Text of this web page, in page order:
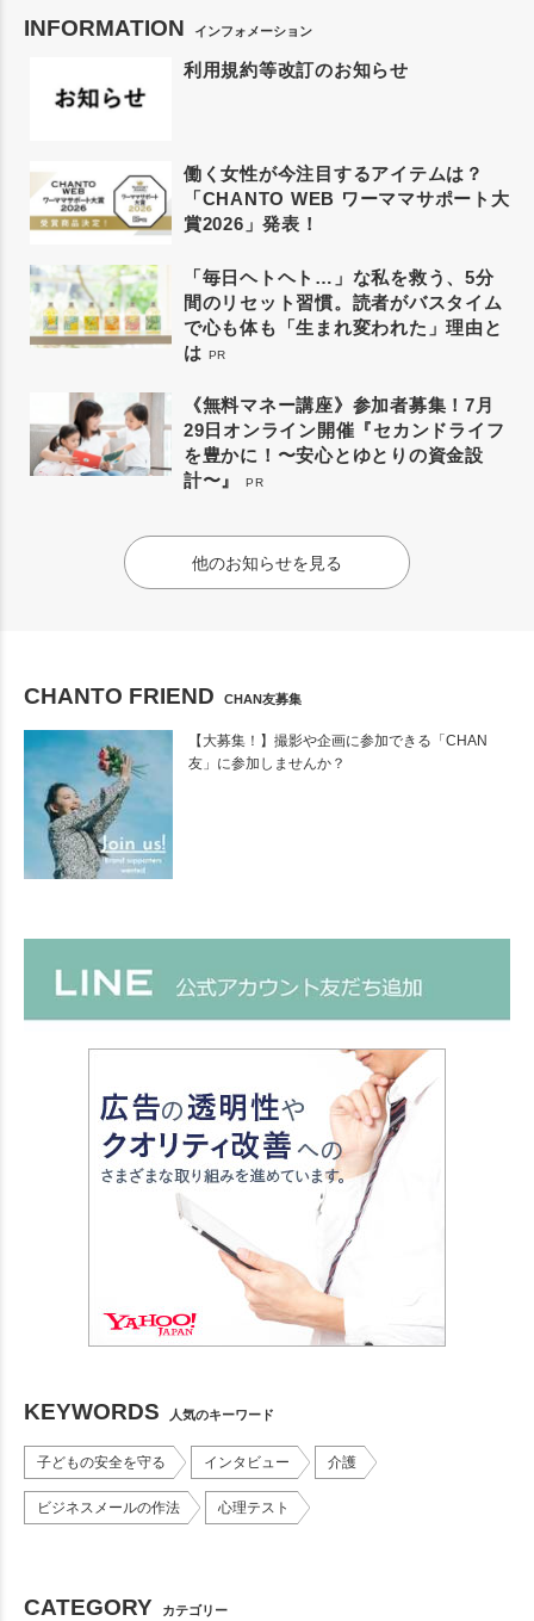
INFORMATION インフォメーション
利用規約等改訂のお知らせ
働く女性が今注目するアイテムは？
「CHANTO WEB ワーママサポート大
賞2026」発表！
「毎日ヘトヘト…」な私を救う、5分
間のリセット習慣。読者がバスタイム
で心も体も「生まれ変われた」理由と
は PR
《無料マネー講座》参加者募集！7月
29日オンライン開催『セカンドライフ
を豊かに！〜安心とゆとりの資金設
計〜』
PR
他のお知らせを見る
CHANTO FRIEND CHAN友募集
【大募集！】撮影や企画に参加できる「CHAN
友」に参加しませんか？
KEYWORDS 人気のキーワード
子どもの安全を守る インタビュー 介護
ビジネスメールの作法 心理テスト
CATEGORY カテゴリー